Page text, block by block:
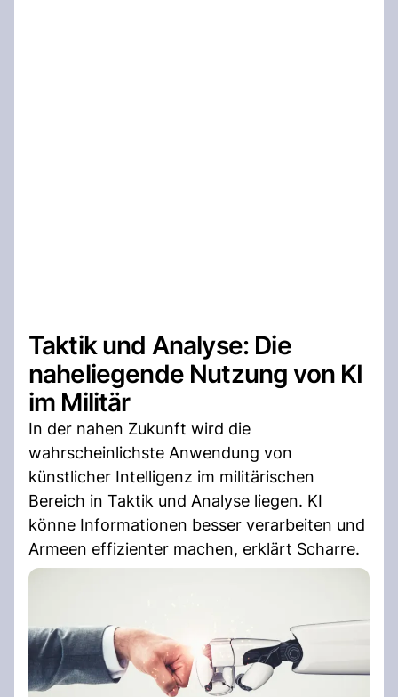
Taktik und Analyse: Die
naheliegende Nutzung von KI
im Militär
In der nahen Zukunft wird die
wahrscheinlichste Anwendung von
künstlicher Intelligenz im militärischen
Bereich in Taktik und Analyse liegen. KI
könne Informationen besser verarbeiten und
Armeen effizienter machen, erklärt Scharre.